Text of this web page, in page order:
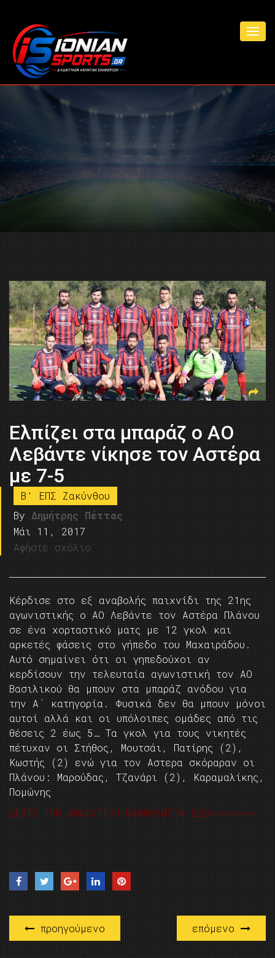
Ελπίζει στα μπαράζ ο ΑΟ
Λεβάντε νίκησε τον Αστέρα
με 7-5
B’ ΕΠΣ Ζακύνθου
By Δημήτρης Πέττας
Μάι 11, 2017
Αφήστε σχόλιο
Κέρδισε στο εξ αναβολής παιχνίδι της 21ης
αγωνιστικής ο ΑΟ Λεβάντε τον Αστέρα Πλάνου
σε ένα χορταστικό ματς με 12 γκολ και
αρκετές φάσεις στο γήπεδο του Μαχαιράδου.
Αυτό σημαίνει ότι οι γηπεδούχοι αν
κερδίσουν την τελευταία αγωνιστική τον ΑΟ
Βασιλικού θα μπουν στα μπαράζ ανόδου για
την Α΄ κατηγορία. Φυσικά δεν θα μπουν μόνοι
αυτοί αλλά και οι υπόλοιπες ομάδες από τις
θέσεις 2 έως 5… Τα γκολ για τους νικητές
πέτυχαν οι Στήθος, Μουτσάι, Πατίρης (2),
Κωστής (2) ενώ για τον Αστερα σκόραραν οι
Πλάνου: Μαρούδας, Τζανάρι (2), Καραμαλίκης,
Πομώνης
ΔΕΙΤΕ ΤΗΝ ΑΝΑΛΥΤΙΚΗ ΒΑΘΜΟΛΟΓΙΑ ΕΔΩ>>>>>>>>
προηγούμενο επόμενο